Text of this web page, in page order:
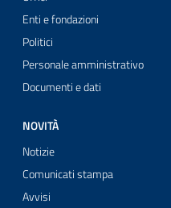
Enti e fondazioni
Politici
Personale amministrativo
Documenti e dati
NOVITÀ
Notizie
Comunicati stampa
Avvisi